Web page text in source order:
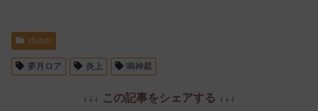
vtuber
夢月ロア 炎上 鳴神裁
↓↓↓ この記事をシェアする ↓↓↓